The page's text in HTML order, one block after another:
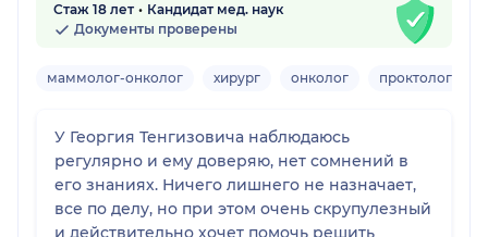
Стаж 18 лет
Кандидат мед. наук
Документы проверены
маммолог-онколог хирург онколог проктолог
У Георгия Тенгизовича наблюдаюсь
регулярно и ему доверяю, нет сомнений в
его знаниях. Ничего лишнего не назначает,
все по делу, но при этом очень скрупулезный
и действительно хочет помочь решить